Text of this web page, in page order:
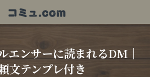
エンサーに読まれるDM｜
文テンプレ付き